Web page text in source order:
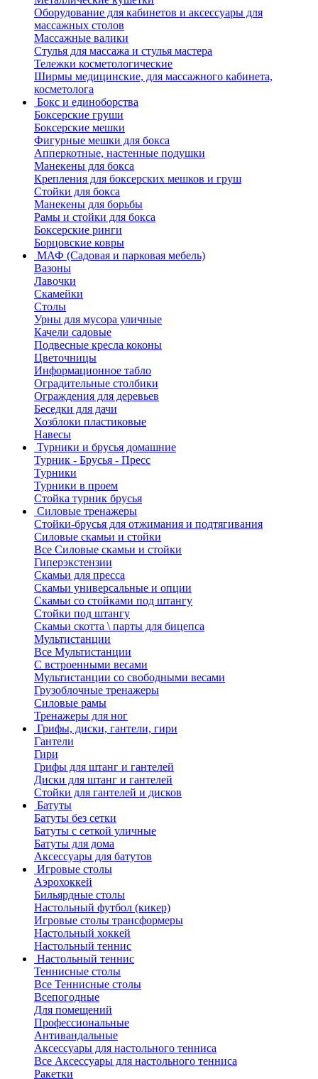
Оборудование для кабинетов и аксессуары для
массажных столов
Массажные валики
Стулья для массажа и стулья мастера
Тележки косметологические
Ширмы медицинские, для массажного кабинета,
косметолога
Бокс и единоборства
Боксерские груши
Боксерские мешки
Фигурные мешки для бокса
Апперкотные, настенные подушки
Манекены для бокса
Крепления для боксерских мешков и груш
Стойки для бокса
Манекены для борьбы
Рамы и стойки для бокса
Боксерские ринги
Борцовские ковры
МАФ (Садовая и парковая мебель)
Вазоны
Лавочки
Скамейки
Столы
Урны для мусора уличные
Качели садовые
Подвесные кресла коконы
Цветочницы
Информационное табло
Оградительные столбики
Ограждения для деревьев
Беседки для дачи
Хозблоки пластиковые
Навесы
Турники и брусья домашние
Турник - Брусья - Пресс
Турники
Турники в проем
Стойка турник брусья
Силовые тренажеры
Стойки-брусья для отжимания и подтягивания
Силовые скамьи и стойки
Все Силовые скамьи и стойки
Гиперэкстензии
Скамьи для пресса
Скамьи универсальные и опции
Скамьи со стойками под штангу
Стойки под штангу
Скамьи скотта \ парты для бицепса
Мультистанции
Все Мультистанции
С встроенными весами
Мультистанции со свободными весами
Грузоблочные тренажеры
Силовые рамы
Тренажеры для ног
Грифы, диски, гантели, гири
Гантели
Гири
Грифы для штанг и гантелей
Диски для штанг и гантелей
Стойки для гантелей и дисков
Батуты
Батуты без сетки
Батуты с сеткой уличные
Батуты для дома
Аксессуары для батутов
Игровые столы
Аэрохоккей
Бильярдные столы
Настольный футбол (кикер)
Игровые столы трансформеры
Настольный хоккей
Настольный теннис
Настольный теннис
Теннисные столы
Все Теннисные столы
Всепогодные
Для помещений
Профессиональные
Антивандальные
Аксессуары для настольного тенниса
Все Аксессуары для настольного тенниса
Ракетки